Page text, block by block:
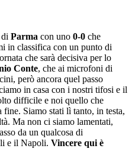
Parma con uno 0-0 che
in classifica con un punto di
che sarà decisiva per lo
Conte, che ai microfoni di
però ancora quel passo
in casa con i nostri tifosi e il
difficile e noi quello che
Siamo stati lì tanto, in testa,
Ma non ci siamo lamentati,
da un qualcosa di
e il Napoli. Vincere qui è